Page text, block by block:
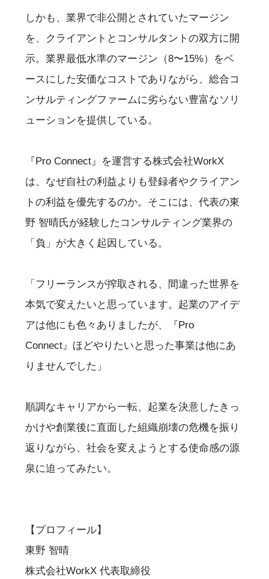
しかも、業界で非公開とされていたマージン
を、クライアントとコンサルタントの双方に開
示。業界最低水準のマージン（8〜15%）をベ
ースにした安価なコストでありながら、総合コ
ンサルティングファームに劣らない豊富なソリ
ューションを提供している。
『Pro Connect』を運営する株式会社WorkX
は、なぜ自社の利益よりも登録者やクライアン
トの利益を優先するのか。そこには、代表の東
野 智晴氏が経験したコンサルティング業界の
「負」が大きく起因している。
「フリーランスが搾取される、間違った世界を
本気で変えたいと思っています。起業のアイデ
アは他にも色々ありましたが、『Pro
Connect』ほどやりたいと思った事業は他にあ
りませんでした」
順調なキャリアから一転、起業を決意したきっ
かけや創業後に直面した組織崩壊の危機を振り
返りながら、社会を変えようとする使命感の源
泉に迫ってみたい。
【プロフィール】
東野 智晴
株式会社WorkX 代表取締役